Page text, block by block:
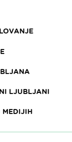
LJUBLJANI